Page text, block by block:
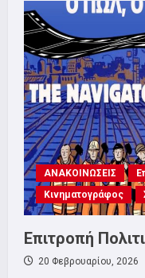
ΣΕΤΗΠ:
–
για
την
των
μελών
του
για
το
ΑΝΑΚΟΙΝΩΣΕΙΣ
Κινηματογράφος
Επιτροπή
20 Φεβρουαρίου, 2026